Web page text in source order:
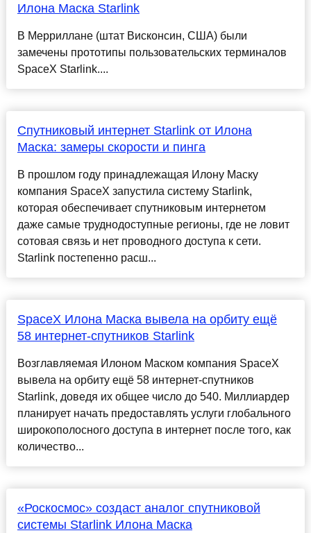
Илона Маска Starlink
В Мерриллане (штат Висконсин, США) были
замечены прототипы пользовательских терминалов
SpaceX Starlink....
Спутниковый интернет Starlink от Илона
Маска: замеры скорости и пинга
В прошлом году принадлежащая Илону Маску
компания SpaceX запустила систему Starlink,
которая обеспечивает спутниковым интернетом
даже самые труднодоступные регионы, где не ловит
сотовая связь и нет проводного доступа к сети.
Starlink постепенно расш...
SpaceX Илона Маска вывела на орбиту ещё
58 интернет-спутников Starlink
Возглавляемая Илоном Маском компания SpaceX
вывела на орбиту ещё 58 интернет-спутников
Starlink, доведя их общее число до 540. Миллиардер
планирует начать предоставлять услуги глобального
широкополосного доступа в интернет после того, как
количество...
«Роскосмос» создаст аналог спутниковой
системы Starlink Илона Маска